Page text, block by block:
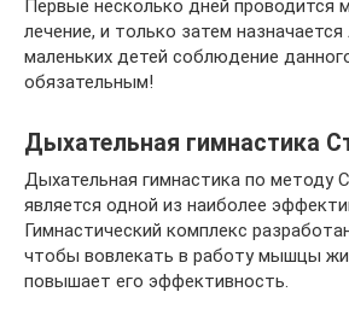
Первые несколько дней проводится
лечение, и только затем
маленьких детей соблюдение
обязательным!
Дыхательная гимнастика
Дыхательная гимнастика по методу
является одной из наиболее
Гимнастический комплекс
чтобы вовлекать в работу мышцы
повышает его эффективность.